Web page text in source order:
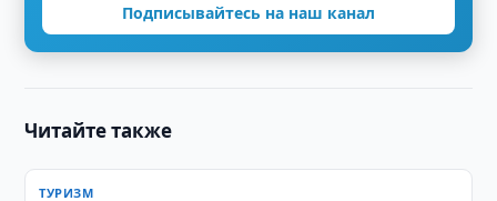
Подписывайтесь на наш канал
Читайте также
ТУРИЗМ